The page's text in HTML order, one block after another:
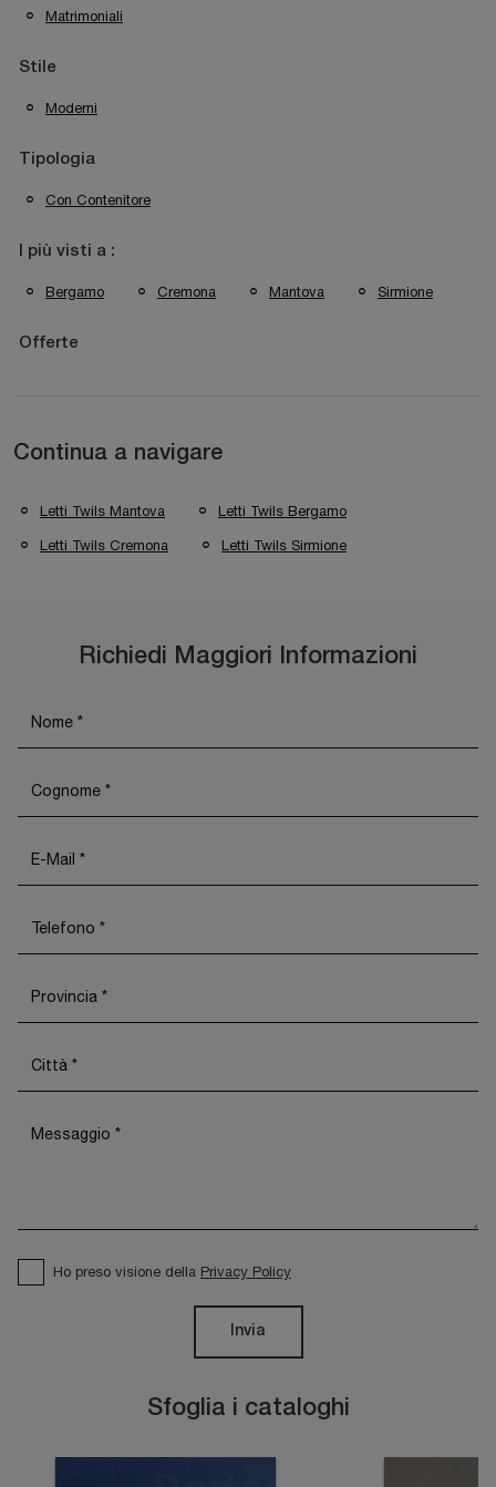
Matrimoniali
Stile
Moderni
Tipologia
Con Contenitore
I più visti a :
Bergamo Cremona Mantova Sirmione
Offerte
Continua a navigare
Letti Twils Mantova Letti Twils Bergamo
Letti Twils Cremona Letti Twils Sirmione
Sfoglia i cataloghi
Richiedi Maggiori Informazioni
Ho preso visione della Privacy Policy
Invia